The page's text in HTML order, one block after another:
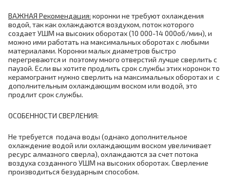
ВАЖНАЯ Рекомендация: коронки не требуют охлаждения
водой, так как охлаждаются воздухом, поток которого
создает УШМ на высоких оборотах (10 000-14 000об/мин), и
можно ими работать на максимальных оборотах с любыми
материалами. Коронки малых диаметров быстро
перегреваются и поэтому много отверстий лучше сверлить с
паузой. Если вы хотите продлить срок службы этих коронок то
керамогранит нужно сверлить на максимальных оборотах и с
дополнительным охлаждающим воском или водой, это
продлит срок службы.
ОСОБЕННОСТИ СВЕРЛЕНИЯ:
Не требуется подача воды (однако дополнительное
охлаждение водой или охлаждающим воском увеличивает
ресурс алмазного сверла), охлаждаются за счет потока
воздуха созданного УШМ на высоких оборотах. Сверление
производиться безударным способом.